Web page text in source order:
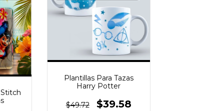
Plantillas Para Tazas
Harry Potter
$49.72 $39.58